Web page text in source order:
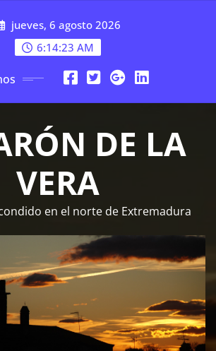
jueves, 6 agosto 2026
6:14:23 AM
DE LA
VERA
en el norte de Extremadura